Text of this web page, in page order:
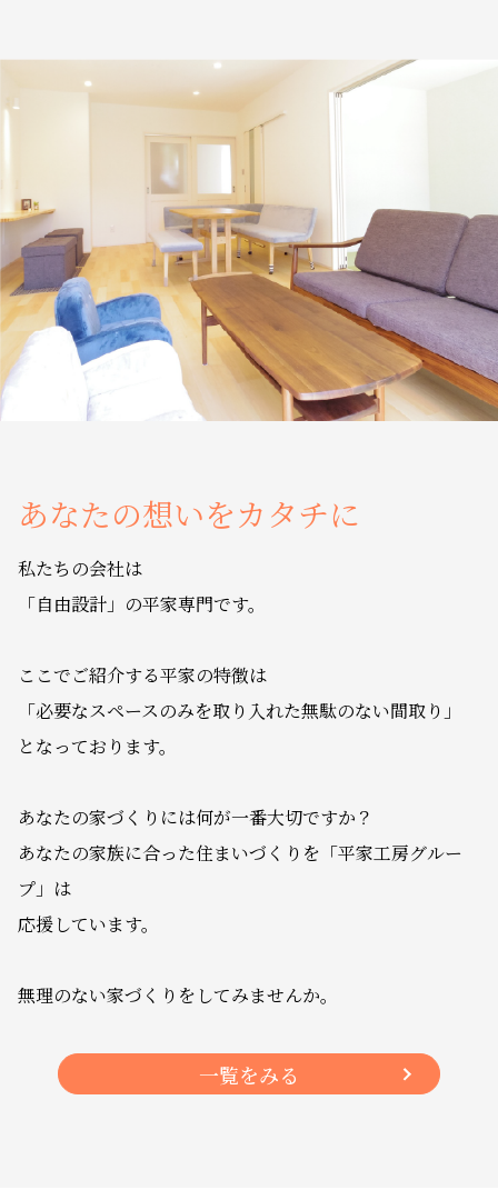
あなたの想いをカタチに
私たちの会社は
「自由設計」の平家専門です。
ここでご紹介する平家の特徴は
「必要なスペースのみを取り入れた無駄のない間取り」
となっております。
あなたの家づくりには何が一番大切ですか？
あなたの家族に合った住まいづくりを「平家工房グルー
プ」は
応援しています。
無理のない家づくりをしてみませんか。
一覧をみる